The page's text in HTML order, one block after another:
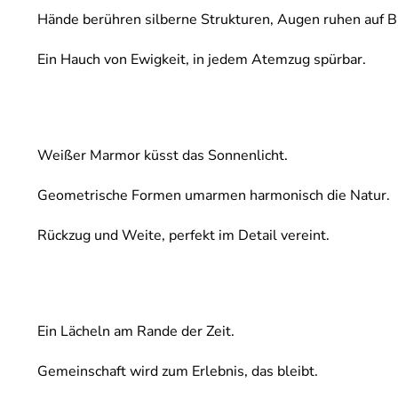
Hände berühren silberne Strukturen, Augen ruhen auf
Ein Hauch von Ewigkeit, in jedem Atemzug spürbar.
Weißer Marmor küsst das Sonnenlicht.
Geometrische Formen umarmen harmonisch die Natur.
Rückzug und Weite, perfekt im Detail vereint.
Ein Lächeln am Rande der Zeit.
Gemeinschaft wird zum Erlebnis, das bleibt.